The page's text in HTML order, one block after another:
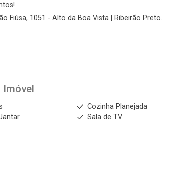
Fiúsa, 1051 - Alto da Boa Vista | Ribeirão Preto.
Imóvel
Cozinha Planejada
Sala de TV